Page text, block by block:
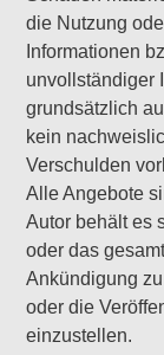
die Nutzung
Informationen
unvollständiger
grundsätzlich
kein
Verschulden
Alle Angebote
Autor behält es
oder das
Ankündigung
oder die
einzustellen.